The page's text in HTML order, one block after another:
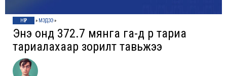
НҮҮР » МЭДЭЭ»
Энэ онд 372.7 мянга га-д үр тариа
тариалахаар зорилт тавьжээ